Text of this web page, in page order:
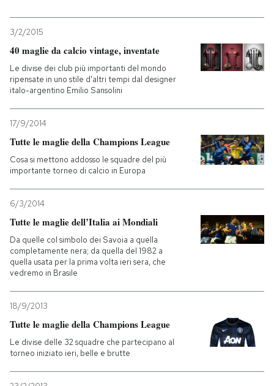
3/2/2015
40 maglie da calcio vintage, inventate
Le divise dei club più importanti del mondo
ripensate in uno stile d'altri tempi dal designer
italo-argentino Emilio Sansolini
17/9/2014
Tutte le maglie della Champions League
Cosa si mettono addosso le squadre del più
importante torneo di calcio in Europa
6/3/2014
Tutte le maglie dell’Italia ai Mondiali
Da quelle col simbolo dei Savoia a quella
completamente nera; da quella del 1982 a
quella usata per la prima volta ieri sera, che
vedremo in Brasile
18/9/2013
Tutte le maglie della Champions League
Le divise delle 32 squadre che partecipano al
torneo iniziato ieri, belle e brutte